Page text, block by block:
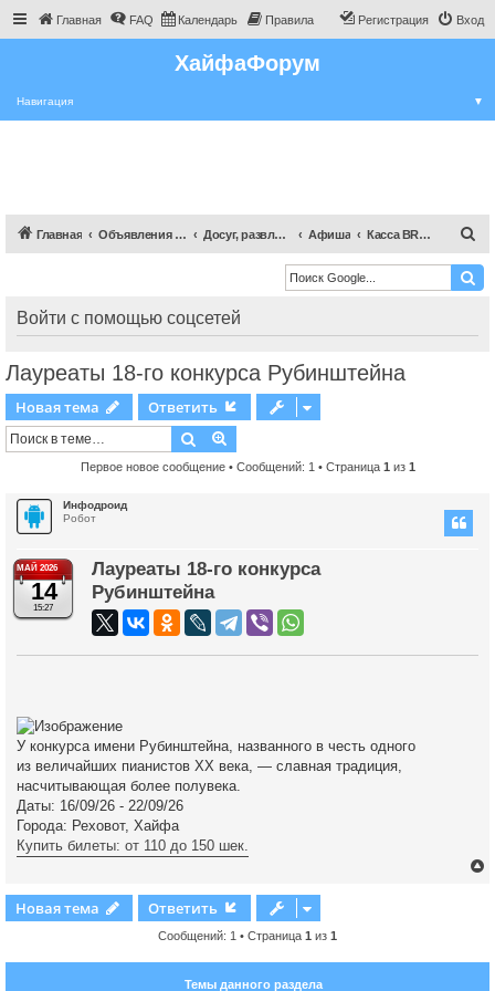
Главная FAQ Календарь Правила Вход
Регистрация
ХайфаФорум
Навигация ▼
Главная Объявления Хайфы и крайот Досуг, развлечения Афиша Касса BRAVO!
и
к
Войти с помощью соцсетей
Лауреаты 18-го конкурса Рубинштейна
Новая тема
Ответить
Поиск
Первое новое сообщение• Сообщений: 1 • Страница 1 из 1
Инфодроид
Робот
МАЙ 2026
14
15:27
Лауреаты 18-го конкурса
Рубинштейна
У конкурса имени Рубинштейна, названного в честь одного
из величайших пианистов XX века, — славная традиция,
насчитывающая более полувека.
Даты: 16/09/26 - 22/09/26
Города: Реховот, Хайфа
Купить билеты: от 110 до 150 шек.
т
Новая тема Ответить
Сообщений: 1 • Страница 1 из 1
Темы данного раздела